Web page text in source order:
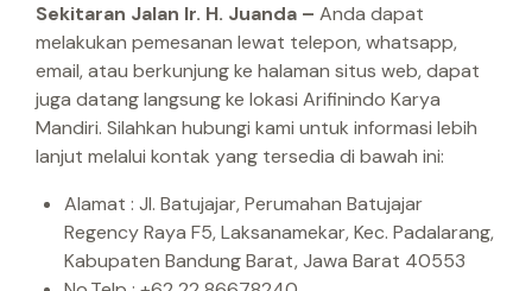
Sekitaran Jalan Ir. H. Juanda – Anda dapat
melakukan pemesanan lewat telepon, whatsapp,
email, atau berkunjung ke halaman situs web, dapat
juga datang langsung ke lokasi Arifinindo Karya
Mandiri. Silahkan hubungi kami untuk informasi lebih
lanjut melalui kontak yang tersedia di bawah ini:
Alamat : Jl. Batujajar, Perumahan Batujajar
Regency Raya F5, Laksanamekar, Kec. Padalarang,
Kabupaten Bandung Barat, Jawa Barat 40553